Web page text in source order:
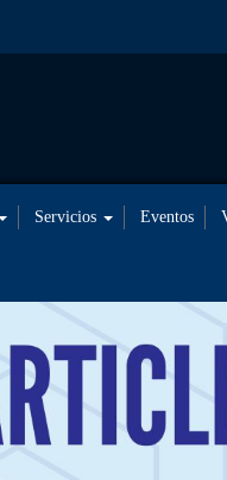
Servicios Eventos